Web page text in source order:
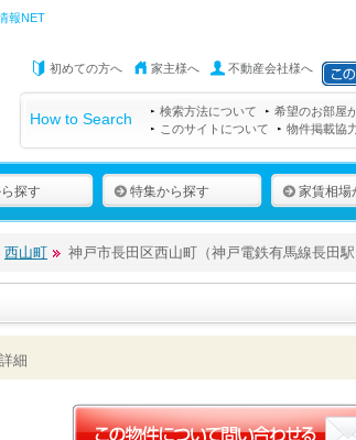
報NET
初めての方へ 家主様へ 不動産会社様へ
How to Search 検索方法について 希望のお部屋
このサイトについて
物件掲載協
探す 特集から探す 家賃相場
西山町 神戸市長田区西山町（神戸電鉄有馬線長田
細